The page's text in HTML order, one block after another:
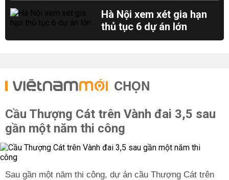
Hà Nội xem xét gia hạn
thủ tục 6 dự án lớn
CHỌN
Cầu Thượng Cát trên Vành đai 3,5 sau
gần một năm thi công
Sau gần một năm thi công, dự án cầu Thượng Cát trên